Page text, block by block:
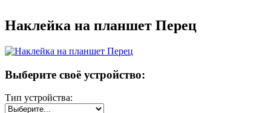
Наклейка на планшет Перец
Выберите своё устройство:
Тип устройства: